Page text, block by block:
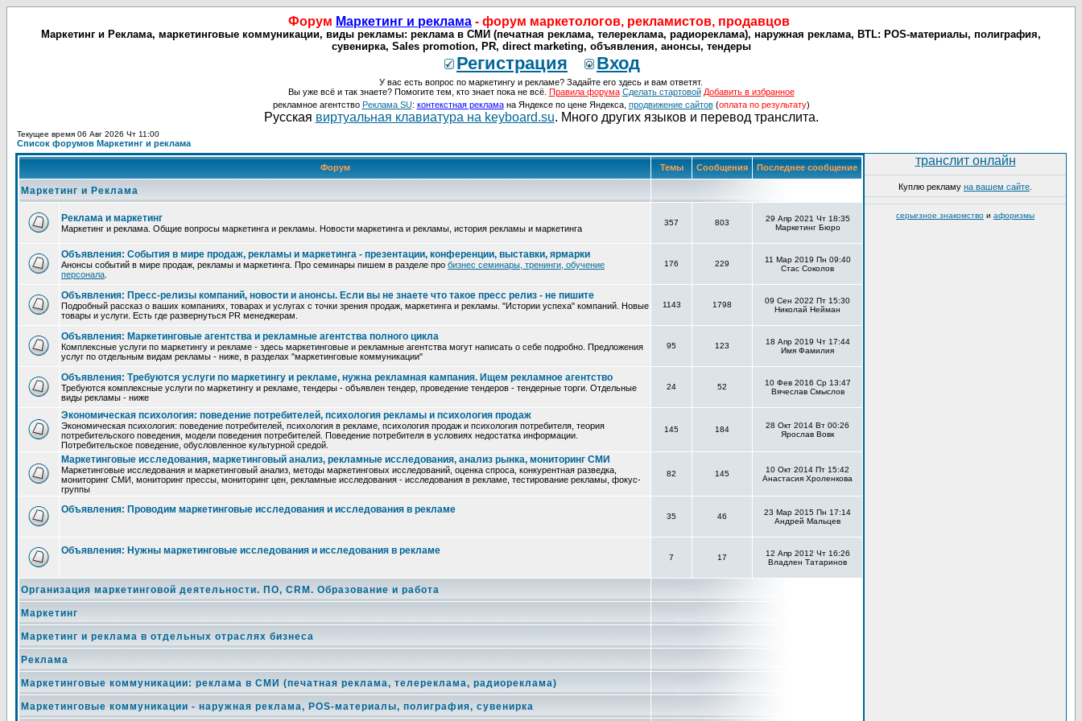
Форум Маркетинг и реклама - форум маркетологов, рекламистов, продавцов
Маркетинг и Реклама, маркетинговые коммуникации, виды рекламы: реклама в СМИ (печатная реклама, телереклама, радиореклама), наружная реклама, BTL: POS-материалы, полиграфия,
сувенирка, Sales promotion, PR, direct marketing, объявления, анонсы, тендеры
Регистрация Вход
У вас есть вопрос по маркетингу и рекламе? Задайте его здесь и вам ответят.
Вы уже всё и так знаете? Помогите тем, кто знает пока не всё. Правила форума Сделать стартовой Добавить в избранное
рекламное агентство Реклама SU: контекстная рекламана Яндексе по цене Яндекса, продвижение сайтов(оплата по результату)
Русская виртуальная клавиатура на keyboard.su. Много других языков и перевод транслита.
Текущее время 06 Авг 2026 Чт 11:00
Список форумов Маркетинг и реклама
Форум Темы Сообщения Последнее сообщение
Маркетинг и Реклама
Реклама и маркетинг
Маркетинг и реклама. Общие вопросы маркетинга и рекламы. Новости маркетинга и рекламы, история рекламы и маркетинга
357 803
29 Апр 2021 Чт 18:35
Маркетинг Бюро
Объявления: События в мире продаж, рекламы и маркетинга - презентации, конференции, выставки, ярмарки
Анонсы событий в мире продаж, рекламы и маркетинга. Про семинары пишем в разделе про бизнес семинары, тренинги, обучение
персонала
176 229
11 Мар 2019 Пн 09:40
Стас Соколов
Объявления: Пресс-релизы компаний, новости и анонсы. Если вы не знаете что такое пресс релиз - не пишите
Подробный рассказ о ваших компаниях, товарах и услугах с точки зрения продаж, маркетинга и рекламы. "Истории успеха" компаний. Новые
товары и услуги. Есть где развернуться PR менеджерам.
1143 1798
09 Сен 2022 Пт 15:30
Николай Нейман
Объявления: Маркетинговые агентства и рекламные агентства полного цикла
Комплексные услуги по маркетингу и рекламе - здесь маркетинговые и рекламные агентства могут написать о себе подробно. Предложения
услуг по отдельным видам рекламы - ниже, в разделах "маркетинговые коммуникации"
95 123
18 Апр 2019 Чт 17:44
Имя Фамилия
Объявления: Требуются услуги по маркетингу и рекламе, нужна рекламная кампания. Ищем рекламное агентство
Требуются комплексные услуги по маркетингу и рекламе, тендеры - объявлен тендер, проведение тендеров - тендерные торги. Отдельные
виды рекламы - ниже
24 52
10 Фев 2016 Ср 13:47
Вячеслав Смыслов
Экономическая психология: поведение потребителей, психология рекламы и психология продаж
Экономическая психология: поведение потребителей, психология в рекламе, психология продаж и психология потребителя, теория
потребительского поведения, модели поведения потребителей. Поведение потребителя в условиях недостатка информации.
Потребительское поведение, обусловленное культурной средой.
145 184
28 Окт 2014 Вт 00:26
Ярослав Вовк
Маркетинговые исследования, маркетинговый анализ, рекламные исследования, анализ рынка, мониторинг СМИ
Маркетинговые исследования и маркетинговый анализ, методы маркетинговых исследований, оценка спроса, конкурентная разведка,
мониторинг СМИ, мониторинг прессы, мониторинг цен, рекламные исследования - исследования в рекламе, тестирование рекламы, фокус-
группы
82 145
10 Окт 2014 Пт 15:42
Анастасия Хроленкова
Объявления: Проводим маркетинговые исследования и исследования в рекламе
35 46
23 Мар 2015 Пн 17:14
Андрей Мальцев
Объявления: Нужны маркетинговые исследования и исследования в рекламе
7 17
12 Апр 2012 Чт 16:26
Владлен Татаринов
Организация маркетинговой деятельности. ПО, CRM. Образование и работа
Маркетинг
Маркетинг и реклама в отдельных отраслях бизнеса
Реклама
Маркетинговые коммуникации: реклама в СМИ (печатная реклама, телереклама, радиореклама)
Маркетинговые коммуникации - наружная реклама, POS-материалы, полиграфия, сувенирка
транслит онлайн
Куплю рекламу на вашем сайте
серьезное знакомство и афоризмы